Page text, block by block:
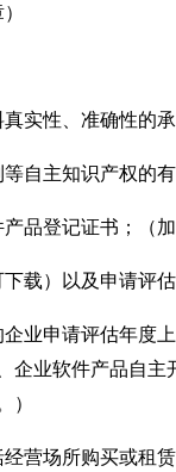
真实性、准确性的
自主知识产权的
产品登记证书；（
下载）以及申请
企业申请评估年
企业软件产品自
）
经营场所购买或